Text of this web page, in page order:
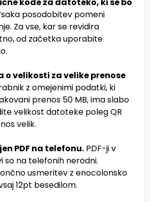
posodobitev pomeni
Za vse, kar se revidira
od začetka uporabite
o velikosti za velike prenose
z omejenimi podatki, ki
prenos 50 MB, ima slabo
velikost datoteke poleg QR
velik.
PDF na telefonu. PDF-ji v
so na telefonih nerodni.
usmeritev z enocolonsko
12pt besedilom.